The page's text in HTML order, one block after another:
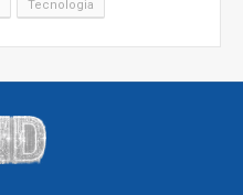
Tecnologia